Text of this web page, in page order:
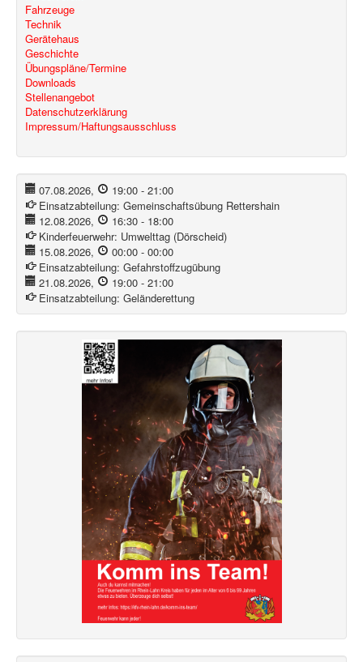
Fahrzeuge
Technik
Gerätehaus
Geschichte
Übungspläne/Termine
Downloads
Stellenangebot
Datenschutzerklärung
Impressum/Haftungsausschluss
07.08.2026, 19:00- 21:00
Einsatzabteilung:Gemeinschaftsübung Rettershain
12.08.2026, 16:30- 18:00
Kinderfeuerwehr: Umwelttag (Dörscheid)
15.08.2026, 00:00- 00:00
Einsatzabteilung:Gefahrstoffzugübung
21.08.2026, 19:00- 21:00
Einsatzabteilung:Geländerettung